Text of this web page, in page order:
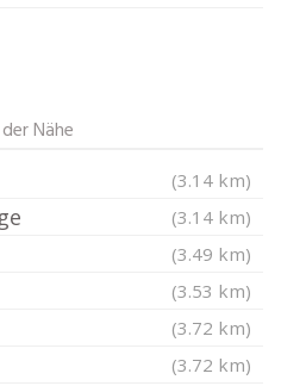
Nähe
(3.14 km)
(3.14 km)
(3.49 km)
(3.53 km)
(3.72 km)
(3.72 km)